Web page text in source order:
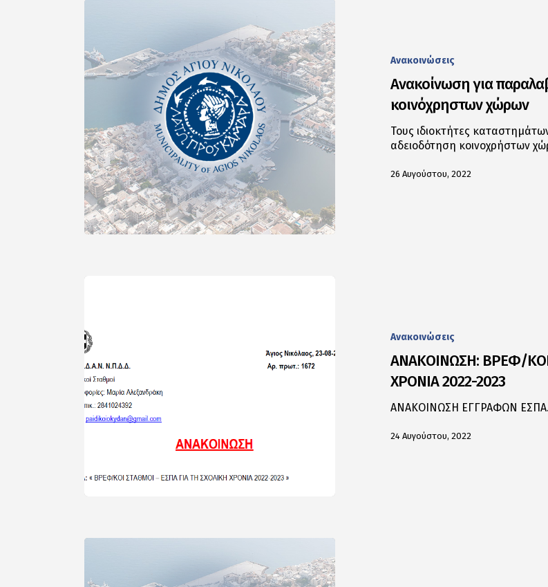
Ανακοινώσεις
Ανακοίνωση για
κοινόχρηστων χώρων
Τους ιδιοκτήτες
αδειοδότηση κοινοχρήστων
26 Αυγούστου, 2022
Ανακοινώσεις
ΑΝΑΚΟΙΝΩΣΗ: ΒΡΕΦ/ΚΟΙ
ΧΡΟΝΙΑ 2022-2023
ΑΝΑΚΟΙΝΩΣΗ ΕΓΓΡΑΦΩΝ
24 Αυγούστου, 2022